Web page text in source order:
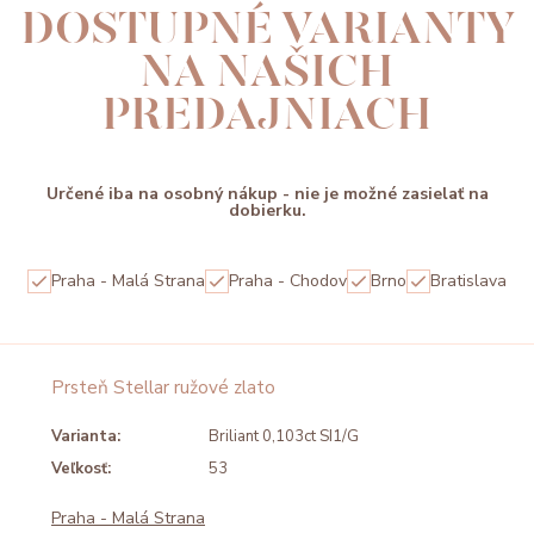
DOSTUPNÉ VARIANTY
NA NAŠICH
PREDAJNIACH
Určené iba na osobný nákup - nie je možné zasielať na
dobierku.
Praha - Malá Strana Praha - Chodov Brno Bratislava
Prsteň Stellar ružové zlato
Varianta:
Briliant 0,103ct SI1/G
Veľkosť:
53
Praha - Malá Strana